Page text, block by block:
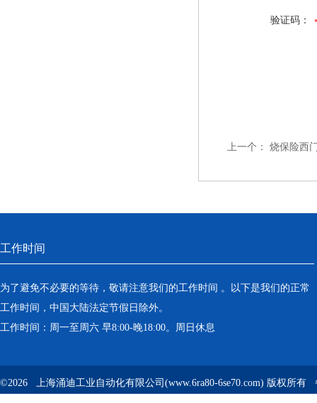
验证码：
上一个： 烧保险西
工作时间
为了避免不必要的等待，敬请注意我们的工作时间 。以下是我们的正常
工作时间，中国大陆法定节假日除外。
工作时间：周一至周六 早8:00-晚18:00。周日休息
©2026 上海涌迪工业自动化有限公司(www.6ra80-6se70.com) 版权所有